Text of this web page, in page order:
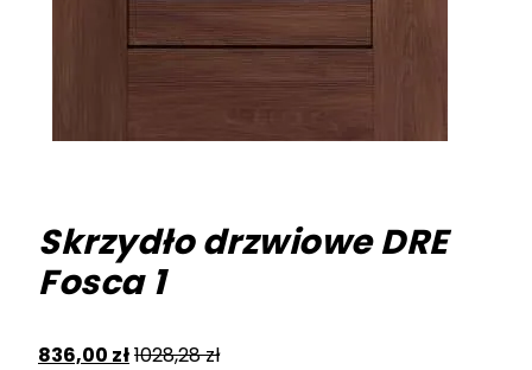
Skrzydło drzwiowe DRE
Fosca 1
836,00 zł1028,28zł